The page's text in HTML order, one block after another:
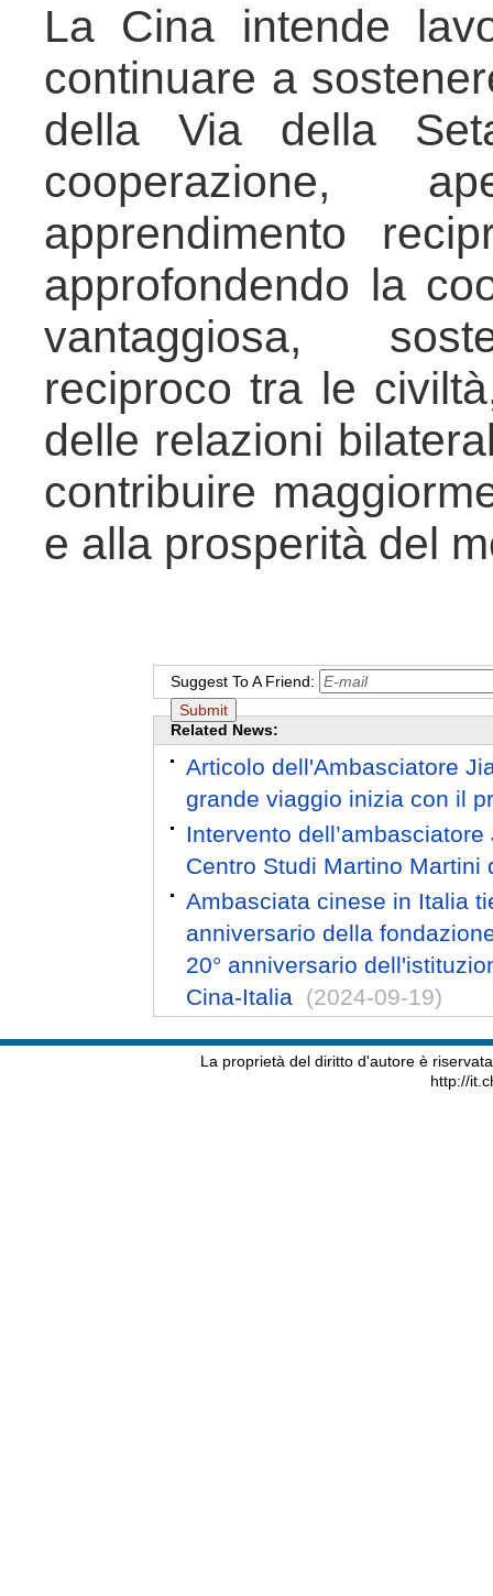
La Cina intende
continuare a
della Via della
cooperazione,
apprendimento
approfondendo la
vantaggiosa,
reciproco tra le
delle relazioni
contribuire
e alla prosperità del
Suggest To A Friend:
Related News:
Articolo dell'Ambasciatore
grande viaggio inizia con il
Intervento
Centro Studi Martino Martini
Ambasciata cinese in Italia
anniversario della
20° anniversario
Cina-Italia (2024-09-19)
La proprietà del diritto d'autore è
http://